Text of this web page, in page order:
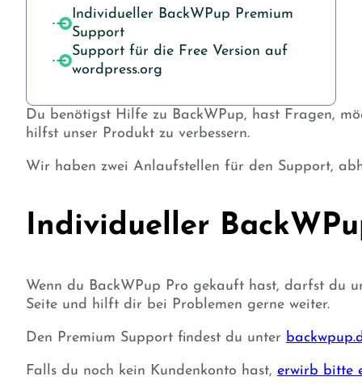
Individueller BackWPup Premium
Support
Support für die Free Version auf
wordpress.org
Du benötigst Hilfe zu BackWPup, hast Fragen,
hilfst unser Produkt zu verbessern.
Wir haben zwei Anlaufstellen für den Support,
Individueller
Wenn du BackWPup Pro gekauft hast, darfst du
Seite und hilft dir bei Problemen gerne weiter.
Den Premium Support findest du unter
Falls du noch kein Kundenkonto hast, erwirb bitte